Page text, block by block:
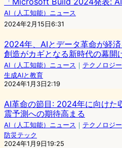
AI（人工知能）ニュース
2024年2月15日6:31
2024年、AIとデータ革命が経
創造がカギとなる新時代の幕開
AI（人工知能）ニュース ｜ テクノロジ
生成AIと教育
2024年1月3日2:19
AI革命の節目: 2024年に向けた
震予測への期待高まる
AI（人工知能）ニュース ｜ テクノロジ
防災テック
2024年1月9日19:25